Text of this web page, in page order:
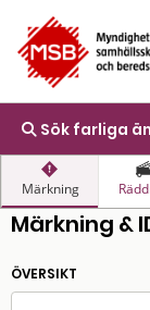
Sök farliga
Märkning
Märkning &
ÖVERSIKT